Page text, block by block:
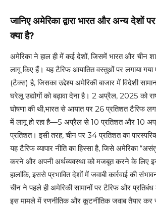
जानिए अमेरिका द्वारा भारत और अन्य देशों
क्या है?
अमेरिका ने हाल ही में कई देशों, जिसमें भारत और चीन
लागू किए हैं। यह टैरिफ आयातित वस्तुओं पर लगाया
(टैक्स) है, जिसका उद्देश्य अमेरिकी बाजार में विदेशी
घरेलू उद्योगों को बढ़ावा देना है। 2 अप्रैल, 2025 को
घोषणा की थी,भारत से आयात पर 26 प्रतिशत टैरिफ
में लागू हो रहा है—5 अप्रैल से 10 प्रतिशत और 10
प्रतिशत। इसी तरह, चीन पर 34 प्रतिशत का
यह टैरिफ व्यापार नीति का हिस्सा है, जिसे अमेरिका
करने और अपनी अर्थव्यवस्था को मजबूत करने के लिए
हालांकि, इससे प्रभावित देशों में जवाबी कार्रवाई की
चीन ने पहले ही अमेरिकी सामानों पर टैरिफ और
इस मामले में रणनीतिक और कूटनीतिक जवाब तैयार कर